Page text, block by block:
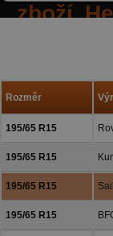
zboží
Rozměr
195/65 R15
195/65 R15
195/65 R15
195/65 R15